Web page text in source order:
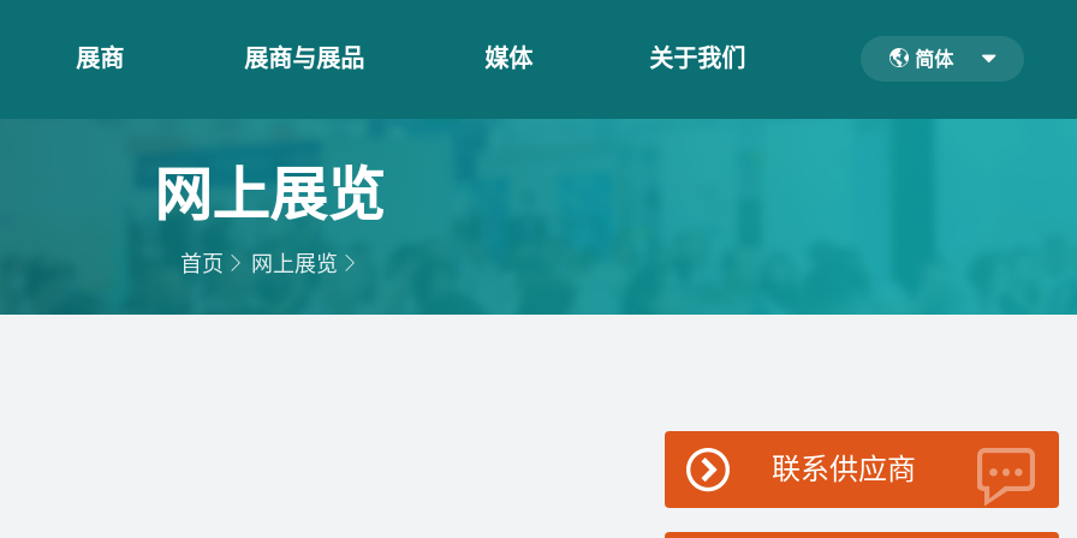
展商 展商与展品 媒体 关于我们 简体
网上展览
首页 网上展览
联系供应商